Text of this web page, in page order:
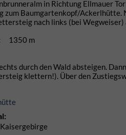
in Richtung Ellmauer
zum Baumgartenkopf/Ackerlhütte.
nach links (bei
1350 m
durch den Wald absteigen.
klettern!). Über den